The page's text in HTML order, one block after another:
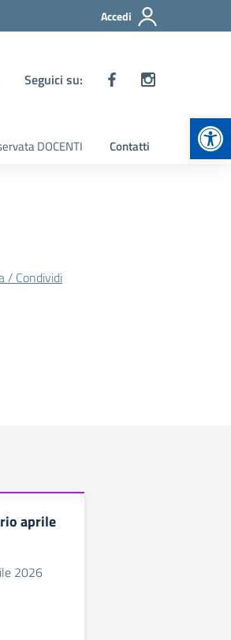
Accedi
Seguici su:
DOCENTI Contatti
/ Condividi
aprile
2026